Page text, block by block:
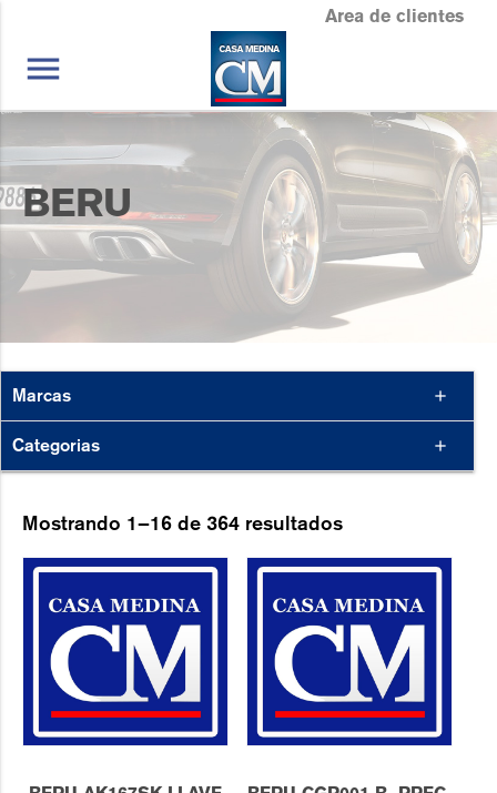
Area de clientes
menu
BERU
Marcas add
Categorias add
Mostrando 1–16 de 364 resultados